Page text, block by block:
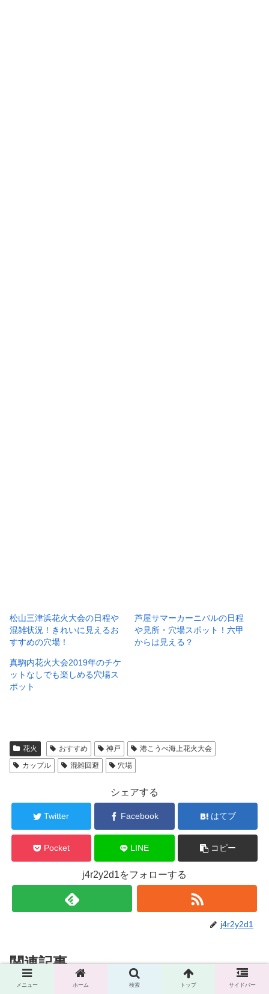
松山三津浜花火大会の日程や
混雑状況！きれいに見えるお
すすめの穴場！
芦屋サマーカーニバルの日程
や見所・穴場スポット！六甲
からは見える？
真駒内花火大会2019年のチケ
ットなしでも楽しめる穴場ス
ポット
花火 おすすめ 神戸
港こうべ海上花火大会
カップル
混雑回避 穴場
シェアする
Twitter Facebook はてブ
Pocket LINE コピー
j4r2y2d1をフォローする
j4r2y2d1
関連記事
メニュー ホーム 検索 トップ サイドバー